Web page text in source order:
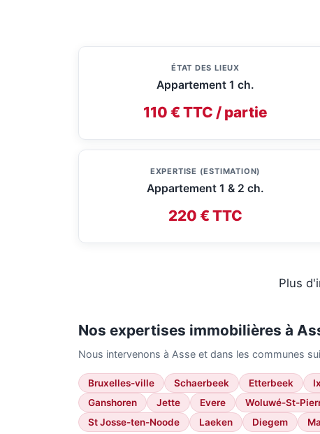
ÉTAT DES LIEUX
Appartement 1 ch.
110 € TTC / partie
EXPERTISE (ESTIMATION)
Appartement 1 & 2 ch.
220 € TTC
Plus
Nos expertises immobilières à
Nous intervenons à Asse et dans les communes
Bruxelles-ville Schaerbeek Etterbeek
Ganshoren
Jette Evere Woluwé-St-
St Josse-ten-Noode
Laeken Diegem